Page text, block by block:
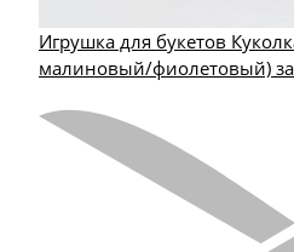
Игрушка для букетов
малиновый/фиолетовый)